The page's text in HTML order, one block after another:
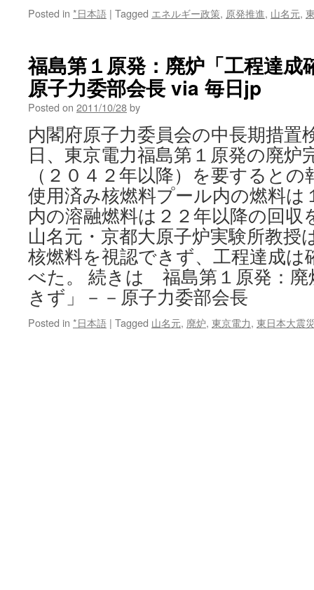
Posted in *日本語 | Tagged エネルギー政策, 原発推進, 山名元,
福島第１原発：廃炉「工程達成
原子力委部会長 via 毎日jp
Posted on 2011/10/28by
内閣府原子力委員会の中長期措置
日、東京電力福島第１原発の廃炉
（２０４２年以降）を要すると
使用済み核燃料プール内の燃料は
内の溶融燃料は２２年以降の回収
山名元・京都大原子炉実験所教授
核燃料を視認できず、工程達成は
べた。 続きは 福島第１原発：廃
きず」－－原子力委部会長
Posted in *日本語 | Tagged 山名元, 廃炉, 東京電力, 東日本大震